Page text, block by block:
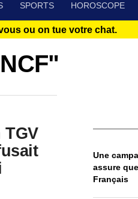
SPORTS HOROSCOPE
ou on tue votre chat.
Une
assure
Français